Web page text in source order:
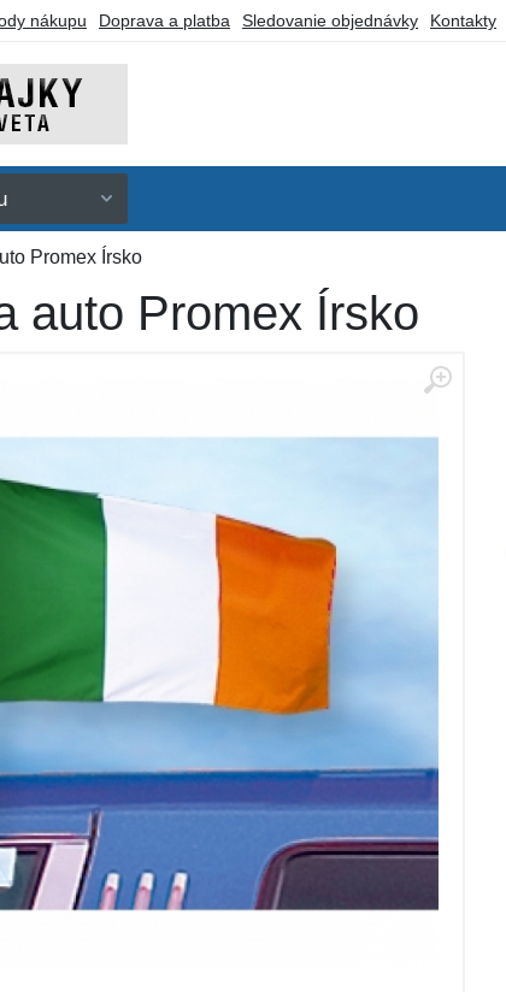
nákupu Doprava a platba Sledovanie objednávky Kontakty
Promex Írsko
auto Promex Írsko